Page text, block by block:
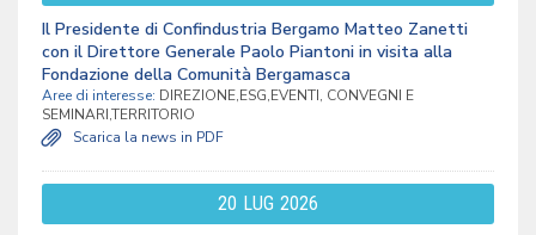
Il Presidente di Confindustria Bergamo Matteo Zanetti
con il Direttore Generale Paolo Piantoni in visita alla
Fondazione della Comunità Bergamasca
Aree di interesse: DIREZIONE,ESG,EVENTI, CONVEGNI E
SEMINARI,TERRITORIO
Scarica la news in PDF
20 LUG 2026